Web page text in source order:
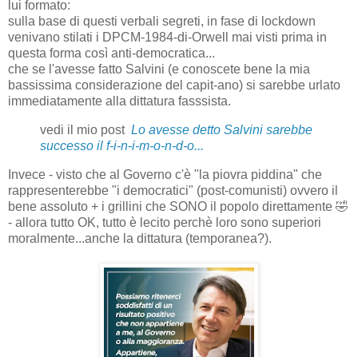
lui formato:
sulla base di questi verbali segreti, in fase di lockdown
venivano stilati i DPCM-1984-di-Orwell mai visti prima in
questa forma così anti-democratica...
che se l'avesse fatto Salvini (e conoscete bene la mia
bassissima considerazione del capit-ano) si sarebbe urlato
immediatamente alla dittatura fasssista.
vedi il mio post Lo avesse detto Salvini sarebbe
successo il f-i-n-i-m-o-n-d-o...
Invece - visto che al Governo c'è "la piovra piddina" che
rappresenterebbe "i democratici" (post-comunisti) ovvero il
bene assoluto + i grillini che SONO il popolo direttamente 🤣
- allora tutto OK, tutto è lecito perchè loro sono superiori
moralmente...anche la dittatura (temporanea?).